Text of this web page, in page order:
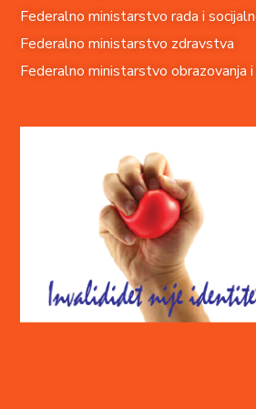
Federalno ministarstvo rada i
Federalno ministarstvo zdravstva
Federalno ministarstvo obrazovanja i